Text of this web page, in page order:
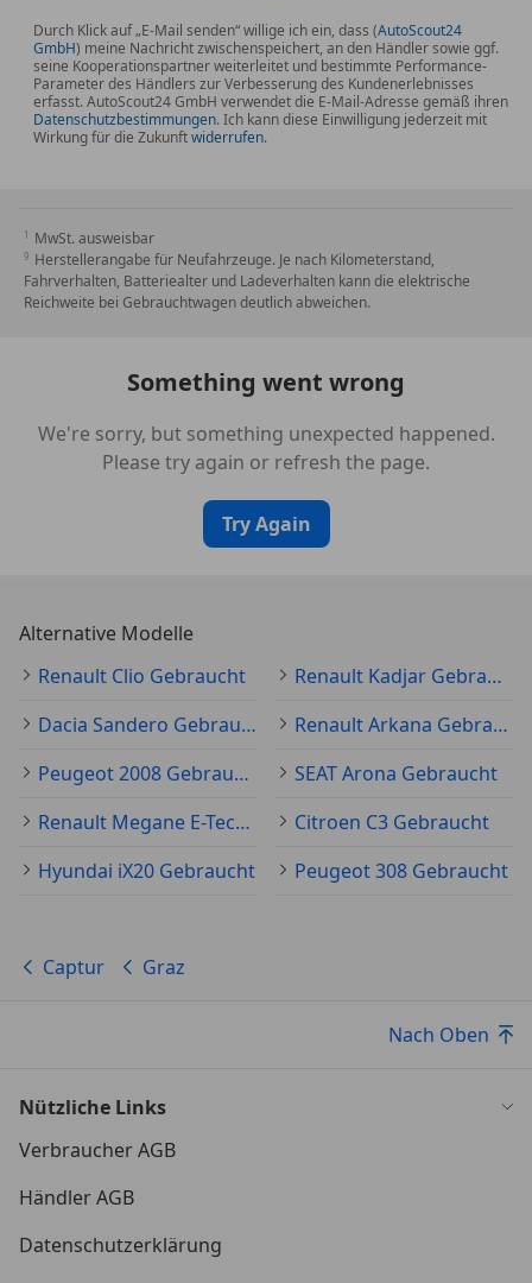
Durch Klick auf „E-Mail senden“ willige ich ein, dass (AutoScout24
GmbH) meine Nachricht zwischenspeichert, an den Händler sowie ggf.
seine Kooperationspartner weiterleitet und bestimmte Performance-
Parameter des Händlers zur Verbesserung des Kundenerlebnisses
erfasst. AutoScout24 GmbH verwendet die E-Mail-Adresse gemäß ihren
Datenschutzbestimmungen. Ich kann diese Einwilligung jederzeit mit
Wirkung für die Zukunftwiderrufen.
MwSt. ausweisbar
Herstellerangabe für Neufahrzeuge. Je nach Kilometerstand,
Fahrverhalten, Batteriealter und Ladeverhalten kann die elektrische
Reichweite bei Gebrauchtwagen deutlich abweichen.
Something went wrong
We're sorry, but something unexpected happened.
Please try again or refresh the page.
Try Again
Alternative Modelle
Renault Clio Gebraucht
Renault Kadjar Gebraucht
Dacia Sandero Gebraucht
Renault Arkana Gebraucht
Peugeot 2008 Gebraucht
SEAT Arona Gebraucht
Renault Megane E-Tech Gebraucht
Citroen C3 Gebraucht
Hyundai iX20 Gebraucht
Peugeot 308 Gebraucht
Captur Graz
Nach Oben
Nützliche Links
Verbraucher AGB
Händler AGB
Datenschutzerklärung